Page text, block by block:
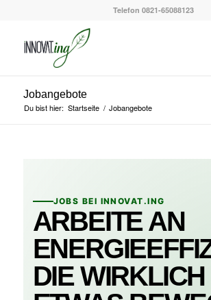
Telefon 0821-65088123
Jobangebote
Du bist hier: Startseite / Jobangebote
JOBS BEI INNOVAT.ING
ARBEITE AN
DIE WIRKLICH